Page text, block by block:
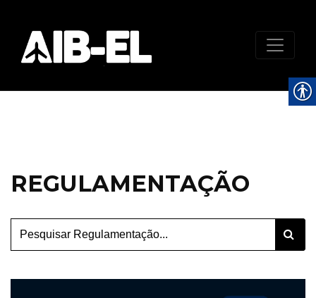
REGULAMENTAÇÃO